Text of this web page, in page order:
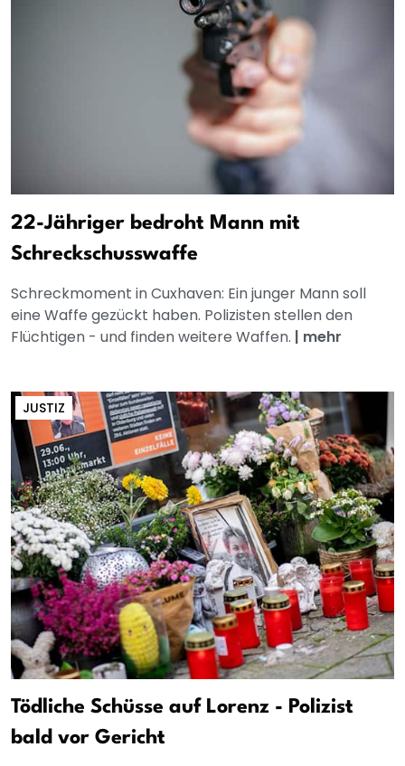
22-Jähriger bedroht Mann mit
Schreckschusswaffe
Schreckmoment in Cuxhaven: Ein junger Mann soll
eine Waffe gezückt haben. Polizisten stellen den
Flüchtigen - und finden weitere Waffen. | mehr
JUSTIZ
Tödliche Schüsse auf Lorenz - Polizist
bald vor Gericht